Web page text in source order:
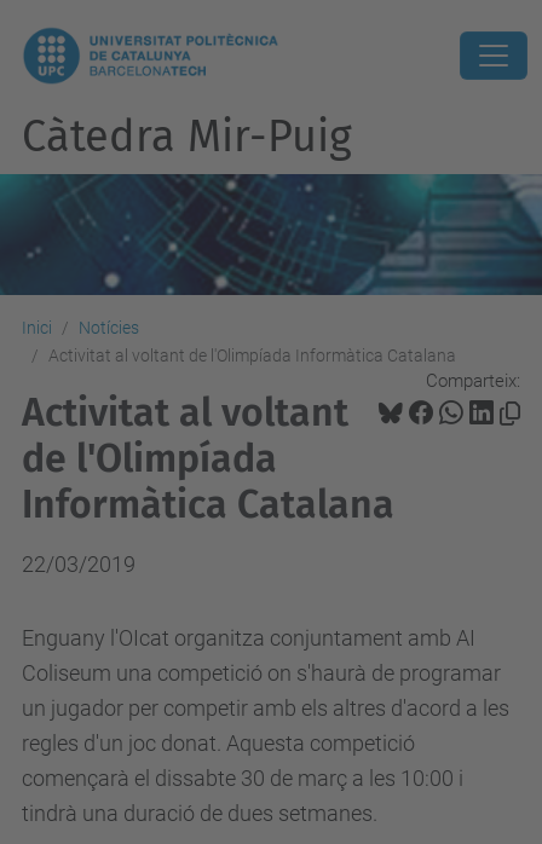
Càtedra Mir-Puig
Inici
Notícies
Activitat al voltant de l'Olimpíada Informàtica Catalana
Comparteix:
Activitat al voltant
de l'Olimpíada
Informàtica Catalana
22/03/2019
Enguany l'OIcat organitza conjuntament amb AI
Coliseum una competició on s'haurà de programar
un jugador per competir amb els altres d'acord a les
regles d'un joc donat. Aquesta competició
començarà el dissabte 30 de març a les 10:00 i
tindrà una duració de dues setmanes.